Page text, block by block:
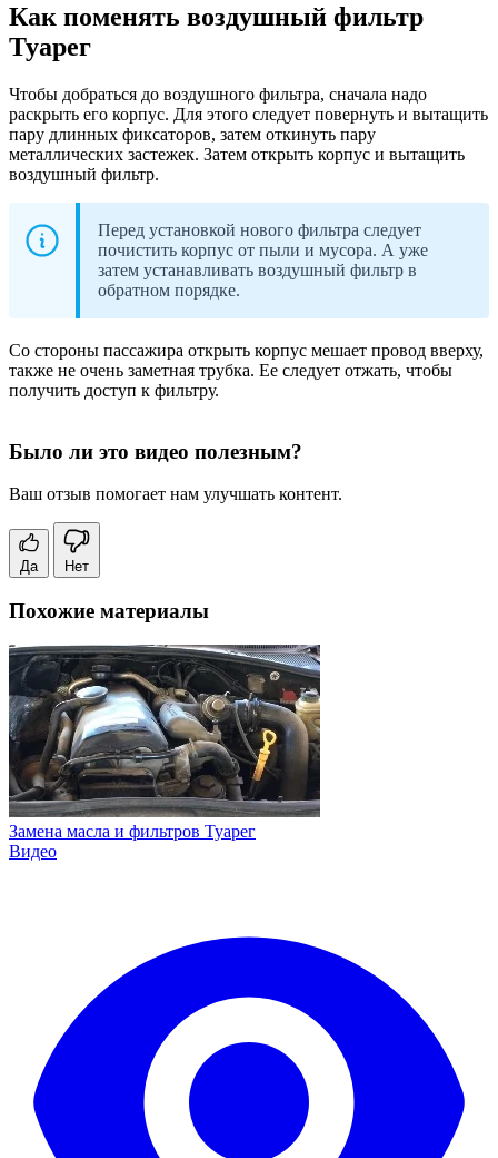
Как поменять воздушный фильтр
Туарег
Чтобы добраться до воздушного фильтра, сначала надо
раскрыть его корпус. Для этого следует повернуть и вытащить
пару длинных фиксаторов, затем откинуть пару
металлических застежек. Затем открыть корпус и вытащить
воздушный фильтр.
Перед установкой нового фильтра следует
почистить корпус от пыли и мусора. А уже
затем устанавливать воздушный фильтр в
обратном порядке.
Со стороны пассажира открыть корпус мешает провод вверху,
также не очень заметная трубка. Ее следует отжать, чтобы
получить доступ к фильтру.
Было ли это видео полезным?
Ваш отзыв помогает нам улучшать контент.
Да Нет
Похожие материалы
Замена масла и фильтров Туарег
Видео